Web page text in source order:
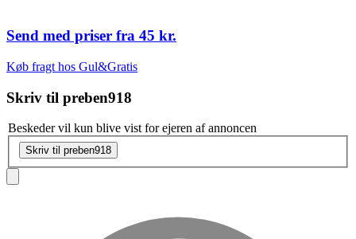
Send med priser fra 45 kr.
Køb fragt hos Gul&Gratis
Skriv til preben918
Beskeder vil kun blive vist for ejeren af annoncen
Skriv til preben918